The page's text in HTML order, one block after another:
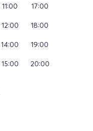
11:00
12:00
14:00
15:00
17:00
18:00
19:00
20:00